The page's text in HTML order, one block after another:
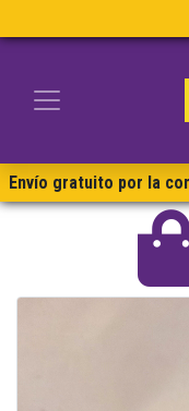
Envío gratuito por la